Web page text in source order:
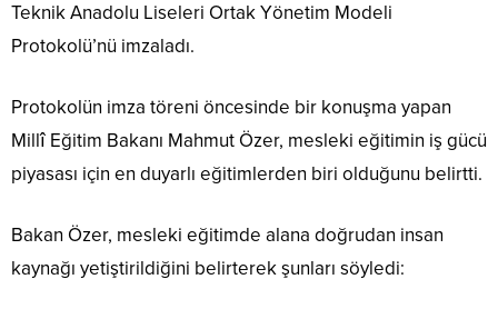
Teknik Anadolu Liseleri Ortak Yönetim Modeli
Protokolü’nü imzaladı.
Protokolün imza töreni öncesinde bir konuşma yapan
Millî Eğitim Bakanı Mahmut Özer, mesleki eğitimin iş gücü
piyasası için en duyarlı eğitimlerden biri olduğunu belirtti.
Bakan Özer, mesleki eğitimde alana doğrudan insan
kaynağı yetiştirildiğini belirterek şunları söyledi: